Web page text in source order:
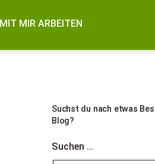
MIT MIR ARBEITEN
Suchst du nach etwas
Blog?
Suchen …